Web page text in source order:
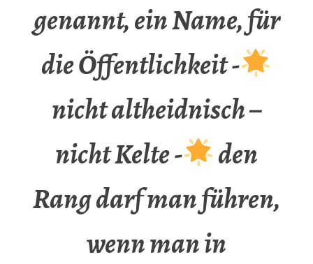
genannt, ein Name, für
die Öffentlichkeit -
nicht altheidnisch –
nicht Kelte -
den
Rang darf man führen,
wenn man in